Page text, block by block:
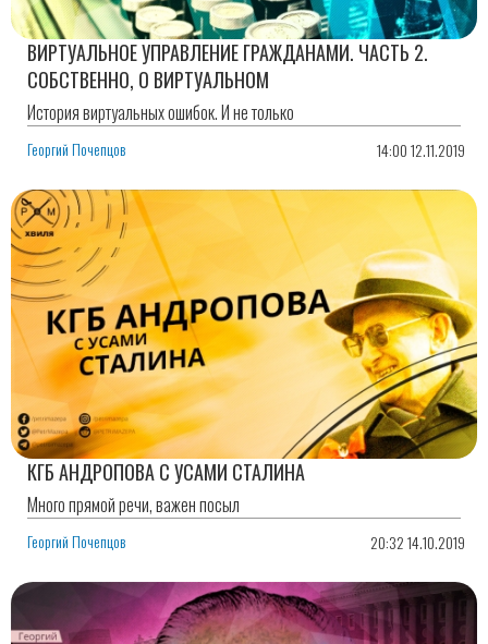
ВИРТУАЛЬНОЕ УПРАВЛЕНИЕ ГРАЖДАНАМИ. ЧАСТЬ 2.
СОБСТВЕННО, О ВИРТУАЛЬНОМ
История виртуальных ошибок. И не только
Георгий Почепцов 14:00 12.11.2019
КГБ АНДРОПОВА С УСАМИ СТАЛИНА
Много прямой речи, важен посыл
Георгий Почепцов 20:32 14.10.2019